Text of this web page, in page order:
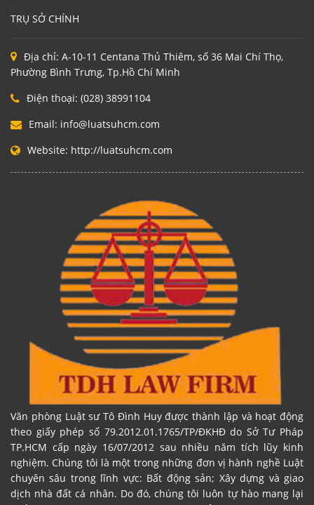
TRỤ SỞ CHÍNH
Địa chỉ: A-10-11 Centana Thủ Thiêm, số 36 Mai Chí Thọ,
Phường Bình Trưng, Tp.Hồ Chí Minh
Điện thoại: (028) 38991104
Email: info@luatsuhcm.com
Website: http://luatsuhcm.com
Văn phòng Luật sư Tô Đình Huy được thành lập và hoạt động
theo giấy phép số 79.2012.01.1765/TP/ĐKHĐ do Sở Tư Pháp
TP.HCM cấp ngày 16/07/2012 sau nhiều năm tích lũy kinh
nghiệm. Chúng tôi là một trong những đơn vị hành nghề Luật
chuyên sâu trong lĩnh vực: Bất động sản; Xây dựng và giao
dịch nhà đất cá nhân. Do đó, chúng tôi luôn tự hào mang lại